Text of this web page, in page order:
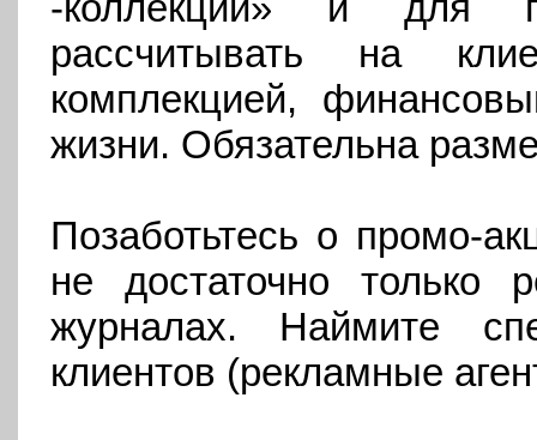
рассчитывать на
комплекцией,
жизни. Обязательна
Позаботьтесь о промо-
не достаточно только
журналах. Наймите
клиентов (рекламные